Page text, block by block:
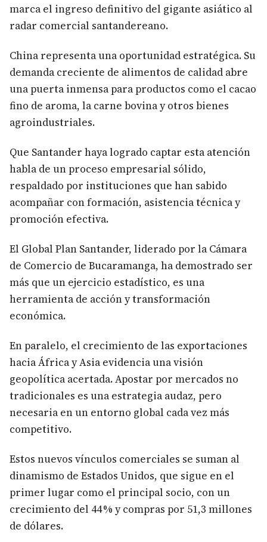
marca el ingreso definitivo del gigante asiático al
radar comercial santandereano.
China representa una oportunidad estratégica. Su
demanda creciente de alimentos de calidad abre
una puerta inmensa para productos como el cacao
fino de aroma, la carne bovina y otros bienes
agroindustriales.
Que Santander haya logrado captar esta atención
habla de un proceso empresarial sólido,
respaldado por instituciones que han sabido
acompañar con formación, asistencia técnica y
promoción efectiva.
El Global Plan Santander, liderado por la Cámara
de Comercio de Bucaramanga, ha demostrado ser
más que un ejercicio estadístico, es una
herramienta de acción y transformación
económica.
En paralelo, el crecimiento de las exportaciones
hacia África y Asia evidencia una visión
geopolítica acertada. Apostar por mercados no
tradicionales es una estrategia audaz, pero
necesaria en un entorno global cada vez más
competitivo.
Estos nuevos vínculos comerciales se suman al
dinamismo de Estados Unidos, que sigue en el
primer lugar como el principal socio, con un
crecimiento del 44 % y compras por 51,3 millones
de dólares.